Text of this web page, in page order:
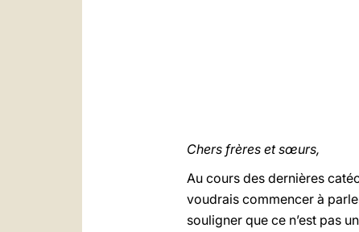
Chers frères et sœurs,
Au cours des dernières
voudrais commencer à
souligner que ce n’est pas